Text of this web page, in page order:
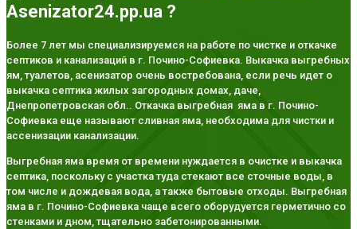
Asenizator24.pp.ua ?
Более 7 лет мы специализируемся на работе по чистке и откачке
септиков и канализаций в г. Почино-Софиевка. Выкачка выгребных
ям, туалетов, асенизатор очень востребована, если речь идет о
выкачка септика жилых загородных домах, даче,
Днепропетровская обл.. Откачка выгребная яма в г. Почино-
Софиевка еще называют сливная яма, необходима для чистки и
ассенизации канализации.
Выгребная яма время от времени нуждается в очистке и выкачка
септика, поскольку с участка туда стекают все сточные воды, в
том числе и дождевая вода, а также бытовые отходы. Выгребная
яма в г. Почино-Софиевка чаще всего оборудуется герметично со
стенками и дном, тщательно забетонированными.